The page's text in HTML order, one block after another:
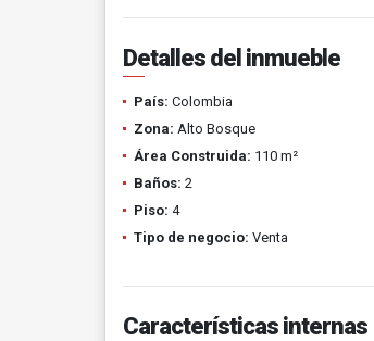
Detalles del inmueble
País: Colombia
Zona: Alto Bosque
Área Construida: 110 m²
Baños: 2
Piso: 4
Tipo de negocio: Venta
Características internas